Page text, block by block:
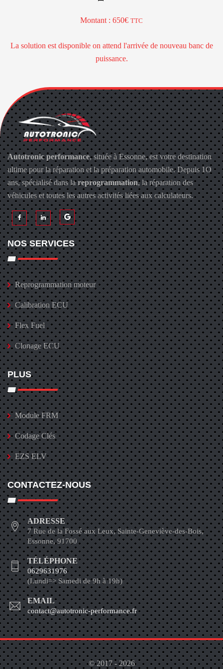
Montant : 650€ TTC
La solution est disponible on attend l'arrivée de nouveau banc de
puissance.
Autotronic performance, située à Essonne, est votre destination
ultime pour la réparation et la préparation automobile. Depuis 1O
ans, spécialisé dans lareprogrammation, la réparation des
véhicules et toutes les autres activités liées aux calculateurs.
NOS SERVICES
Reprogrammation moteur
Calibration ECU
Flex Fuel
Clonage ECU
PLUS
Module FRM
Codage Clés
EZS ELV
CONTACTEZ-NOUS
ADRESSE
7 Rue de la Fossé aux Leux, Sainte-Geneviève-des-Bois,
Essonne, 91700
TÉLÉPHONE
0629631976
(Lundi=> Samedi de 9h à 19h)
EMAIL
contact@autotronic-performance.fr
© 2017 - 2026